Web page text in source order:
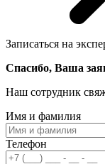
Записаться на
Спасибо, Ваша
Наш сотрудник
Имя и фамилия
Телефон